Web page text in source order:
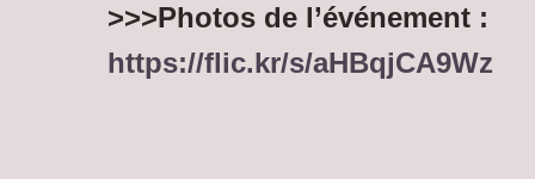
>>>Photos de l’événement :
https://flic.kr/s/aHBqjCA9Wz